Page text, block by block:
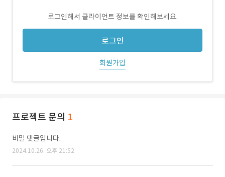
로그인해서 클라이언트 정보를 확인해보세요.
로그인
회원가입
프로젝트 문의 1
비밀 댓글입니다.
2024.10.26. 오후 21:52